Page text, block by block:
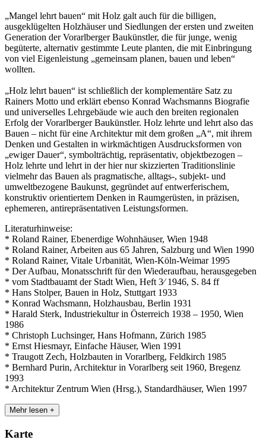
„Mangel lehrt bauen“ mit Holz galt auch für die billigen,
ausgeklügelten Holzhäuser und Siedlungen der ersten und zweiten
Generation der Vorarlberger Baukünstler, die für junge, wenig
begüterte, alternativ gestimmte Leute planten, die mit Einbringung
von viel Eigenleistung „gemeinsam planen, bauen und leben“
wollten.
„Holz lehrt bauen“ ist schließlich der komplementäre Satz zu
Rainers Motto und erklärt ebenso Konrad Wachsmanns Biografie
und universelles Lehrgebäude wie auch den breiten regionalen
Erfolg der Vorarlberger Baukünstler. Holz lehrte und lehrt also das
Bauen – nicht für eine Architektur mit dem großen „A“, mit ihrem
Denken und Gestalten in wirkmächtigen Ausdrucksformen von
„ewiger Dauer“, symbolträchtig, repräsentativ, objektbezogen –
Holz lehrte und lehrt in der hier nur skizzierten Traditionslinie
vielmehr das Bauen als pragmatische, alltags-, subjekt- und
umweltbezogene Baukunst, gegründet auf entwerferischem,
konstruktiv orientiertem Denken in Raumgerüsten, in präzisen,
ephemeren, antirepräsentativen Leistungsformen.
Literaturhinweise:
* Roland Rainer, Ebenerdige Wohnhäuser, Wien 1948
* Roland Rainer, Arbeiten aus 65 Jahren, Salzburg und Wien 1990
* Roland Rainer, Vitale Urbanität, Wien-Köln-Weimar 1995
* Der Aufbau, Monatsschrift für den Wiederaufbau, herausgegeben
* vom Stadtbauamt der Stadt Wien, Heft 3⁄ 1946, S. 84 ff
* Hans Stolper, Bauen in Holz, Stuttgart 1933
* Konrad Wachsmann, Holzhausbau, Berlin 1931
* Harald Sterk, Industriekultur in Österreich 1938 – 1950, Wien
1986
* Christoph Luchsinger, Hans Hofmann, Zürich 1985
* Ernst Hiesmayr, Einfache Häuser, Wien 1991
* Traugott Zech, Holzbauten in Vorarlberg, Feldkirch 1985
* Bernhard Purin, Architektur in Vorarlberg seit 1960, Bregenz
1993
* Architektur Zentrum Wien (Hrsg.), Standardhäuser, Wien 1997
Mehr lesen +
Karte